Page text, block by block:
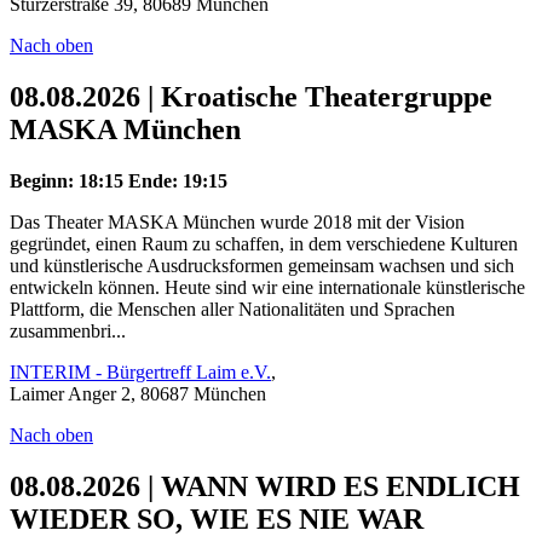
Stürzerstraße 39, 80689 München
Nach oben
08.08.2026 | Kroatische Theatergruppe
MASKA München
Beginn: 18:15 Ende: 19:15
Das Theater MASKA München wurde 2018 mit der Vision
gegründet, einen Raum zu schaffen, in dem verschiedene Kulturen
und künstlerische Ausdrucksformen gemeinsam wachsen und sich
entwickeln können. Heute sind wir eine internationale künstlerische
Plattform, die Menschen aller Nationalitäten und Sprachen
zusammenbri...
INTERIM - Bürgertreff Laim e.V.,
Laimer Anger 2, 80687 München
Nach oben
08.08.2026 | WANN WIRD ES ENDLICH
WIEDER SO, WIE ES NIE WAR